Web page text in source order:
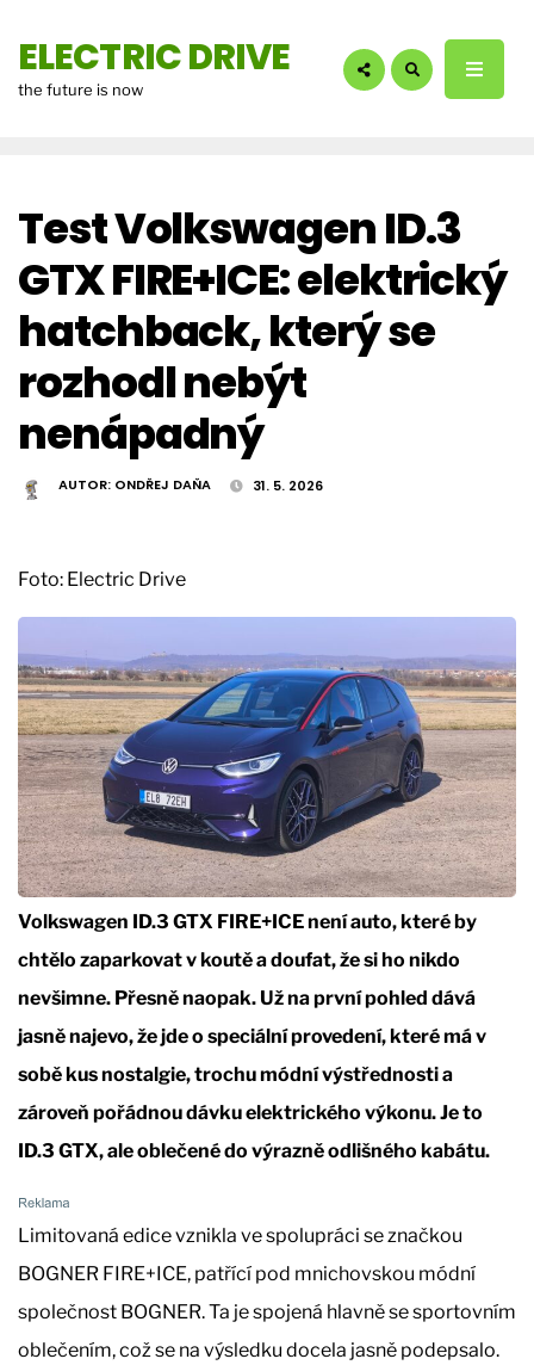
ELECTRIC DRIVE
the future is now
Test Volkswagen ID.3
GTX FIRE+ICE: elektrický
hatchback, který se
rozhodl nebýt
nenápadný
AUTOR: ONDŘEJ DAŇA 31. 5. 2026
Foto: Electric Drive
Volkswagen ID.3 GTX FIRE+ICE není auto, které by
chtělo zaparkovat v koutě a doufat, že si ho nikdo
nevšimne. Přesně naopak. Už na první pohled dává
jasně najevo, že jde o speciální provedení, které má v
sobě kus nostalgie, trochu módní výstřednosti a
zároveň pořádnou dávku elektrického výkonu. Je to
ID.3 GTX, ale oblečené do výrazně odlišného kabátu.
Limitovaná edice vznikla ve spolupráci se značkou
BOGNER FIRE+ICE, patřící pod mnichovskou módní
společnost BOGNER. Ta je spojená hlavně se sportovním
oblečením, což se na výsledku docela jasně podepsalo.